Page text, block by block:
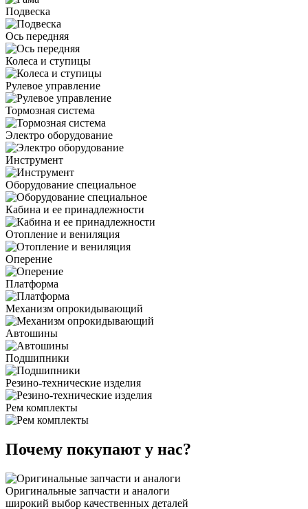
Подвеска
Ось передняя
Колеса и ступицы
Рулевое управление
Тормозная система
Электро оборудование
Инструмент
Оборудование специальное
Кабина и ее принадлежности
Отопление и вениляция
Оперение
Платформа
Механизм опрокидывающий
Автошины
Подшипники
Резино-технические изделия
Рем комплекты
Почему покупают у нас?
Оригинальные запчасти и аналоги
широкий выбор качественных деталей